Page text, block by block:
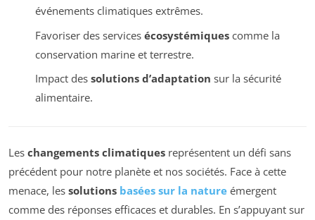
événements climatiques extrêmes.
Favoriser des services écosystémiquescomme la
conservation marine et terrestre.
Impact des solutions d’adaptation sur la sécurité
alimentaire.
Les changements climatiques représentent un défi sans
précédent pour notre planète et nos sociétés. Face à cette
menace, les solutions basées sur la nature émergent
comme des réponses efficaces et durables. En s’appuyant sur